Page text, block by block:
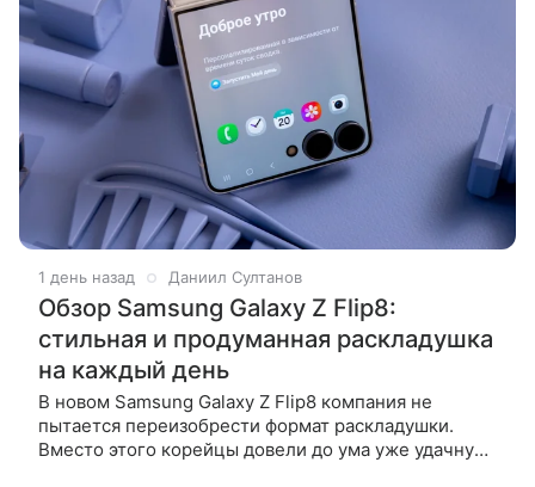
1 день назад Даниил Султанов
Обзор Samsung Galaxy Z Flip8:
стильная и продуманная раскладушка
на каждый день
В новом Samsung Galaxy Z Flip8 компания не
пытается переизобрести формат раскладушки.
Вместо этого корейцы довели до ума уже удачную